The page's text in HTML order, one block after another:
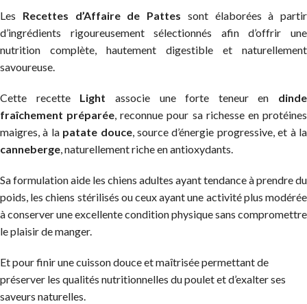
Les Recettes d’Affaire de Pattes sont élaborées à partir
d’ingrédients rigoureusement sélectionnés afin d’offrir une
nutrition complète, hautement digestible et naturellement
savoureuse.
Cette recette Light associe une forte teneur en dinde
fraîchement préparée, reconnue pour sa richesse en protéines
maigres, à la patate douce, source d’énergie progressive, et à la
canneberge, naturellement riche en antioxydants.
Sa formulation aide les chiens adultes ayant tendance à prendre du
poids, les chiens stérilisés ou ceux ayant une activité plus modérée
à conserver une excellente condition physique sans compromettre
le plaisir de manger.
Et pour finir une cuisson douce et maîtrisée permettant de
préserver les qualités nutritionnelles du poulet et d’exalter ses
saveurs naturelles.